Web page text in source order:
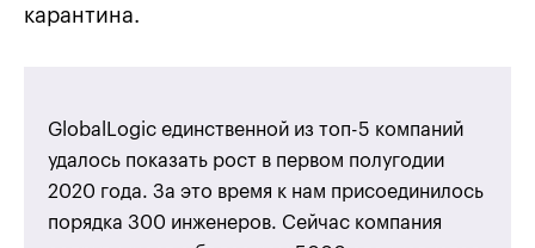
карантина.
GlobalLogic единственной из топ-5 компаний
удалось показать рост в первом полугодии
2020 года. За это время к нам присоединилось
порядка 300 инженеров. Сейчас компания